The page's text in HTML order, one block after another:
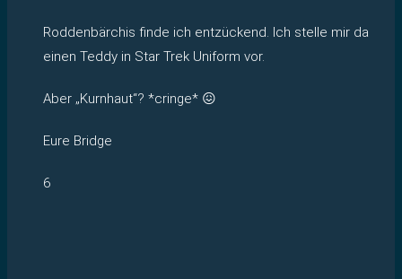
Roddenbärchis finde ich entzückend. Ich stelle mir da
einen Teddy in Star Trek Uniform vor.
Aber „Kurnhaut“? *cringe* 😖
Eure Bridge
6